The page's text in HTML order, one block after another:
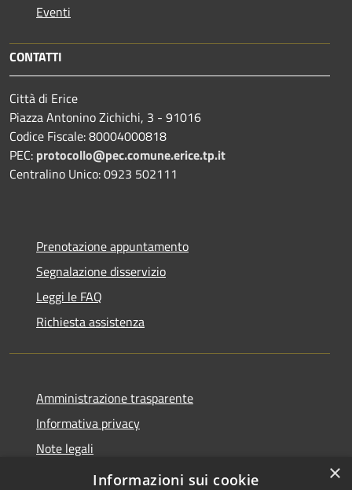
Eventi
CONTATTI
Città di Erice
Piazza Antonino Zichichi, 3 - 91016
Codice Fiscale: 80004000818
PEC: protocollo@pec.comune.erice.tp.it
Centralino Unico: 0923 502111
Prenotazione appuntamento
Segnalazione disservizio
Leggi le FAQ
Richiesta assistenza
Amministrazione trasparente
Informativa privacy
Note legali
Dichiarazione di accessibilità
×
Informazioni sui cookie